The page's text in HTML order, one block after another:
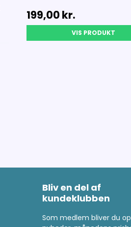
199,00 kr.
VIS PRODUKT
Bliv en del af
kundeklubben
Som medlem bliver du